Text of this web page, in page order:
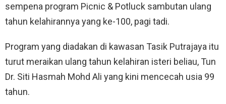
sempena program Picnic & Potluck sambutan ulang
tahun kelahirannya yang ke-100, pagi tadi.
Program yang diadakan di kawasan Tasik Putrajaya itu
turut meraikan ulang tahun kelahiran isteri beliau, Tun
Dr. Siti Hasmah Mohd Ali yang kini mencecah usia 99
tahun.